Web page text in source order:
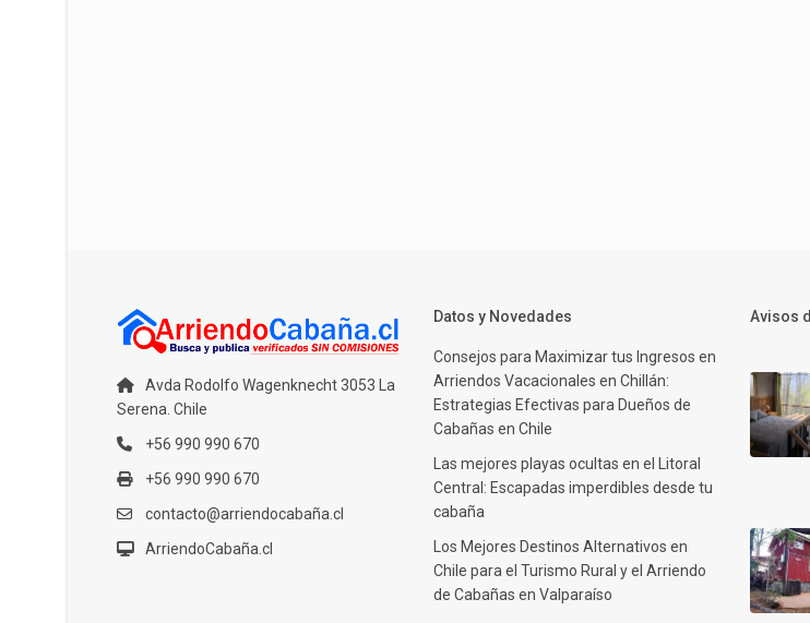
Avda Rodolfo Wagenknecht 3053 La
Serena. Chile
+56 990 990 670
+56 990 990 670
contacto@arriendocabaña.cl
ArriendoCabaña.cl
Datos y Novedades
Consejos para Maximizar tus Ingresos en
Arriendos Vacacionales en Chillán:
Estrategias Efectivas para Dueños de
Cabañas en Chile
Las mejores playas ocultas en el Litoral
Central: Escapadas imperdibles desde tu
cabaña
Los Mejores Destinos Alternativos en
Chile para el Turismo Rural y el Arriendo
de Cabañas en Valparaíso
Avisos